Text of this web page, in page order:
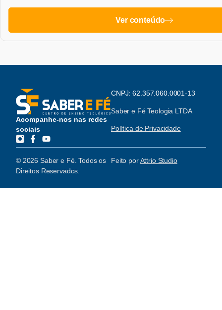
Ver conteúdo
Acompanhe-nos nas redes
sociais
CNPJ: 62.357.060.0001-13
Saber e Fé Teologia LTDA
Política de Privacidade
© 2026 Saber e Fé. Todos os
Direitos Reservados.
Feito porAttrio Studio